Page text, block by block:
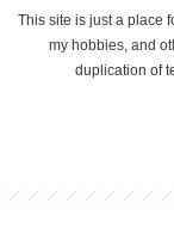
This site is just a place
my hobbies, and
duplication of